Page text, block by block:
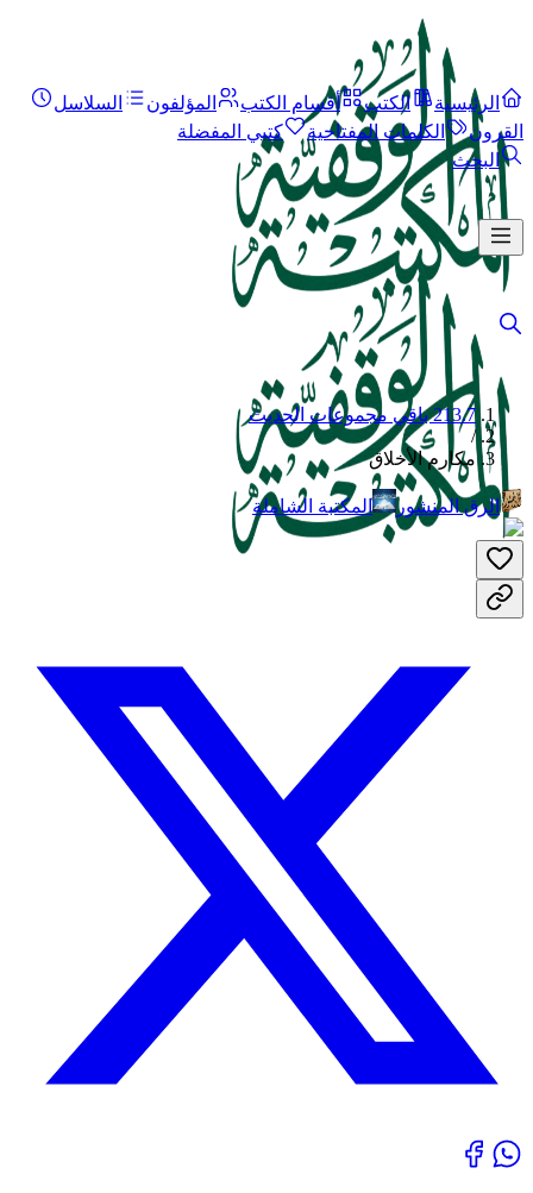
الرئيسية الكتب أقسام الكتب المؤلفون
السلاسل
القرون
الكلمات المفتاحية
كتبي المفضلة
البحث
213.7 باقي مجموعات الحديث
/
مكارم الأخلاق
الرق المنشور المكتبة الشاملة